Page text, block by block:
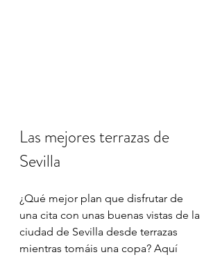
Las mejores terrazas de
Sevilla
¿Qué mejor plan que disfrutar de
una cita con unas buenas vistas de la
ciudad de Sevilla desde terrazas
mientras tomáis una copa? Aquí